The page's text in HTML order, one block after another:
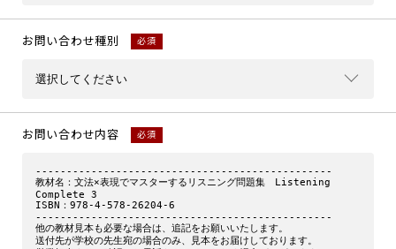
お問い合わせ種別 必須
お問い合わせ内容 必須